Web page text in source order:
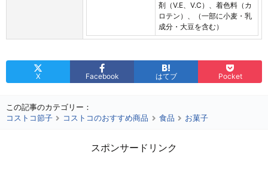
剤（V.E、V.C）、着色料（カ
ロテン）、（一部に小麦・乳
成分・大豆を含む）
X Facebook はてブ Pocket
この記事のカテゴリー：
コストコ節子
コストコのおすすめ商品 食品 お菓子
スポンサードリンク